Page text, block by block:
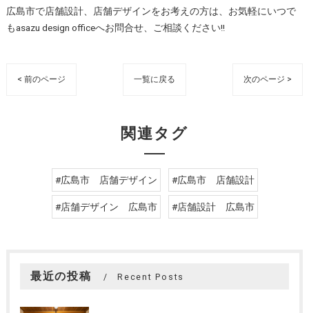
広島市で店舗設計、店舗デザインをお考えの方は、お気軽にいつで
もasazu design officeへお問合せ、ご相談ください!!
< 前のページ 一覧に戻る 次のページ >
関連タグ
#広島市 店舗デザイン #広島市 店舗設計
#店舗デザイン 広島市 #店舗設計 広島市
最近の投稿 Recent Posts